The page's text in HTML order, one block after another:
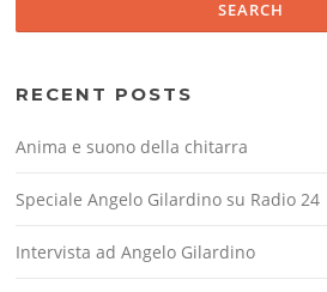
RECENT POSTS
Anima e suono della chitarra
Speciale Angelo Gilardino su Radio 24
Intervista ad Angelo Gilardino